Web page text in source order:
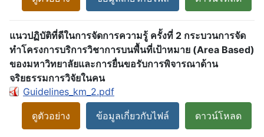
แนวปฏิบัติที่ดีในการจัดการความรู้ ครั้งที่ 2 กระบวนการจัด
ทำโครงการบริการวิชาการบนพื้นที่เป้าหมาย (Area Based)
ของมหาวิทยาลัยและการยื่นขอรับการพิจารณาด้าน
จริยธรรมการวิจัยในคน
Guidelines_km_2.pdf
ดาวน์โหลด
ข้อมูลเกี่ยวกับไฟล์
ดูตัวอย่าง